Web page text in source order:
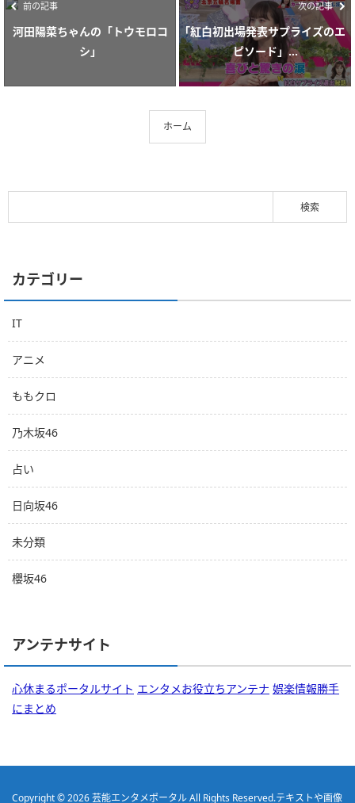
前の記事
河田陽菜ちゃんの「トウモロコ
シ」
次の記事
｢紅白初出場発表サプライズのエ
ピソード」...
ホーム
カテゴリー
IT
アニメ
ももクロ
乃木坂46
占い
日向坂46
未分類
櫻坂46
アンテナサイト
心休まるポータルサイト エンタメお役立ちアンテナ 娯楽情報勝手
にまとめ
Copyright © 2026芸能エンタメポータルAll Rights Reserved.テキストや画像